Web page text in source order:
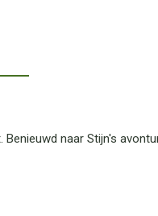
naar Stijn's